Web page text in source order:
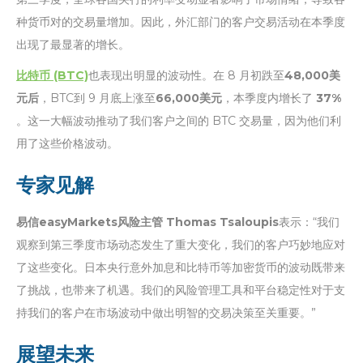
种货币对的交易量增加。因此，外汇部门的客户交易活动在本季度
出现了最显著的增长。
比特币 (BTC)也表现出明显的波动性。在 8 月初跌至48,000美
元后 ，BTC到 9 月底上涨至66,000美元 ，本季度内增长了 37%
。这一大幅波动推动了我们客户之间的 BTC 交易量，因为他们利
用了这些价格波动。
专家见解
易信easyMarkets风险主管 Thomas Tsaloupis表示：“我们
观察到第三季度市场动态发生了重大变化，我们的客户巧妙地应对
了这些变化。日本央行意外加息和比特币等加密货币的波动既带来
了挑战，也带来了机遇。我们的风险管理工具和平台稳定性对于支
持我们的客户在市场波动中做出明智的交易决策至关重要。”
展望未来